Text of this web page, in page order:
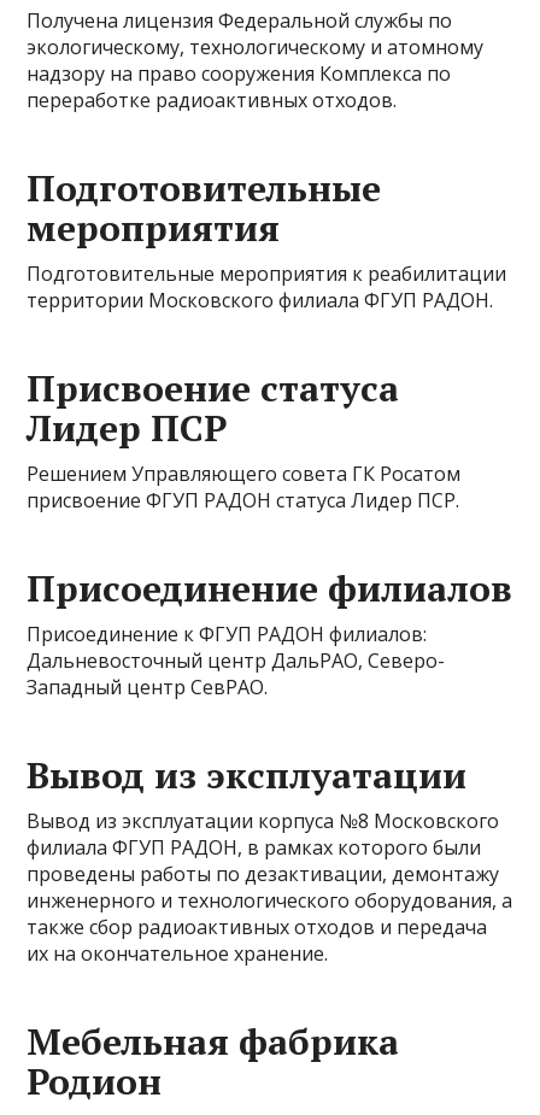
Получена лицензия Федеральной службы по
экологическому, технологическому и атомному
надзору на право сооружения Комплекса по
переработке радиоактивных отходов.
Подготовительные
мероприятия
Подготовительные мероприятия к реабилитации
территории Московского филиала ФГУП РАДОН.
Присвоение статуса
Лидер ПСР
Решением Управляющего совета ГК Росатом
присвоение ФГУП РАДОН статуса Лидер ПСР.
Присоединение филиалов
Присоединение к ФГУП РАДОН филиалов:
Дальневосточный центр ДальРАО, Северо-
Западный центр СевРАО.
Вывод из эксплуатации
Вывод из эксплуатации корпуса №8 Московского
филиала ФГУП РАДОН, в рамках которого были
проведены работы по дезактивации, демонтажу
инженерного и технологического оборудования, а
также сбор радиоактивных отходов и передача
их на окончательное хранение.
Мебельная фабрика
Родион